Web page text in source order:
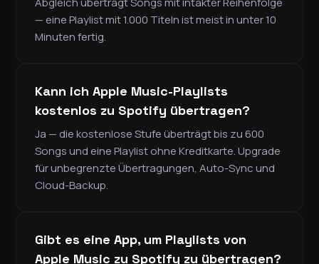
— eine Playlist mit 1.000 Titeln ist meist in unter 10
Minuten fertig.
Kann ich Apple Music-Playlists
kostenlos zu Spotify übertragen?
Ja — die kostenlose Stufe überträgt bis zu 600
Songs und eine Playlist ohne Kreditkarte. Upgrade
für unbegrenzte Übertragungen, Auto-Sync und
Cloud-Backup.
Gibt es eine App, um Playlists von
Apple Music zu Spotify zu übertragen?